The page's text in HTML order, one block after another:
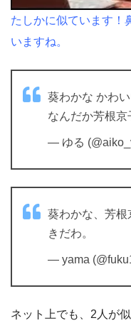
たしかに似ています！
いますね。
葵わかな かわ
なんだか芳根京
— ゆる
葵わかな、芳
きだわ。
— yama
ネット上でも、2人が